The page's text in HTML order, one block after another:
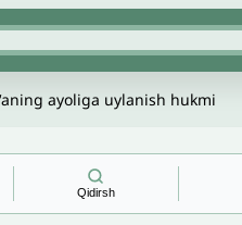
ayoliga uylanish hukmi
Qidirsh